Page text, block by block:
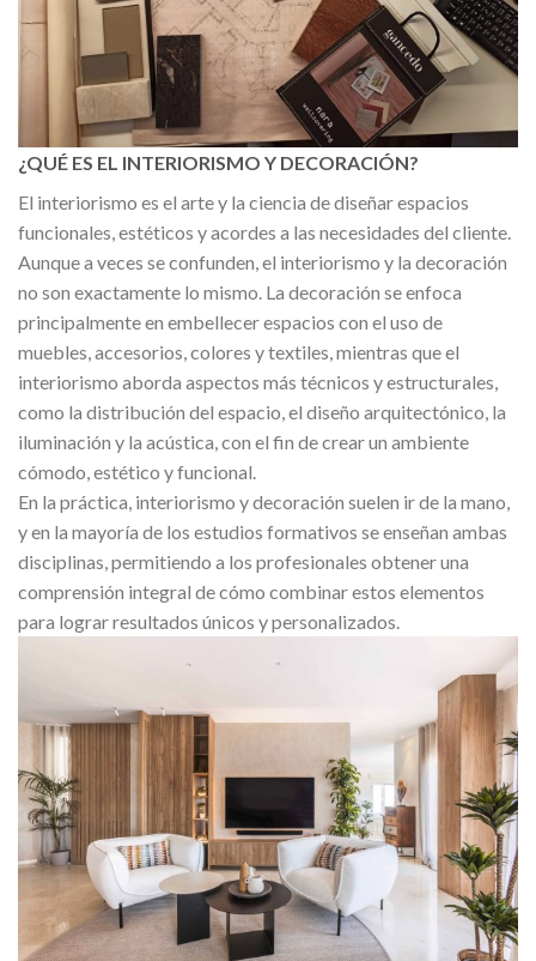
¿QUÉ ES EL INTERIORISMO Y DECORACIÓN?
El interiorismo es el arte y la ciencia de diseñar espacios
funcionales, estéticos y acordes a las necesidades del cliente.
Aunque a veces se confunden, el interiorismo y la decoración
no son exactamente lo mismo. La decoración se enfoca
principalmente en embellecer espacios con el uso de
muebles, accesorios, colores y textiles, mientras que el
interiorismo aborda aspectos más técnicos y estructurales,
como la distribución del espacio, el diseño arquitectónico, la
iluminación y la acústica, con el fin de crear un ambiente
cómodo, estético y funcional.
En la práctica, interiorismo y decoración suelen ir de la mano,
y en la mayoría de los estudios formativos se enseñan ambas
disciplinas, permitiendo a los profesionales obtener una
comprensión integral de cómo combinar estos elementos
para lograr resultados únicos y personalizados.